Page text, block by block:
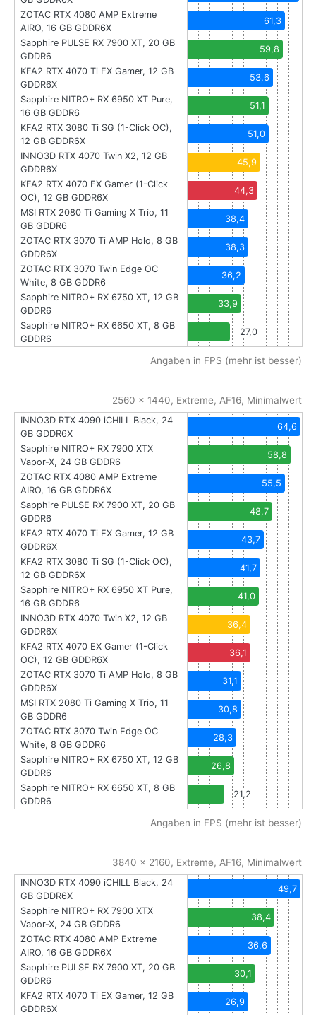
ZOTAC RTX 4080 AMP Extreme
AIRO, 16 GB GDDR6X
61,3
Sapphire PULSE RX 7900 XT, 20 GB
GDDR6
59,8
KFA2 RTX 4070 Ti EX Gamer, 12 GB
GDDR6X
53,6
Sapphire NITRO+ RX 6950 XT Pure,
16 GB GDDR6
51,1
KFA2 RTX 3080 Ti SG (1-Click OC),
12 GB GDDR6X
51,0
INNO3D RTX 4070 Twin X2, 12 GB
GDDR6X
45,9
KFA2 RTX 4070 EX Gamer (1-Click
OC), 12 GB GDDR6X
44,3
MSI RTX 2080 Ti Gaming X Trio, 11
GB GDDR6
38,4
ZOTAC RTX 3070 Ti AMP Holo, 8 GB
GDDR6X
38,3
ZOTAC RTX 3070 Twin Edge OC
White, 8 GB GDDR6
36,2
Sapphire NITRO+ RX 6750 XT, 12 GB
GDDR6
33,9
Sapphire NITRO+ RX 6650 XT, 8 GB
GDDR6
27,0
Angaben in FPS (mehr ist besser)
2560 x 1440, Extreme, AF16, Minimalwert
INNO3D RTX 4090 iCHILL Black, 24
GB GDDR6X
64,6
Sapphire NITRO+ RX 7900 XTX
Vapor-X, 24 GB GDDR6
58,8
ZOTAC RTX 4080 AMP Extreme
AIRO, 16 GB GDDR6X
55,5
Sapphire PULSE RX 7900 XT, 20 GB
GDDR6
48,7
KFA2 RTX 4070 Ti EX Gamer, 12 GB
GDDR6X
43,7
KFA2 RTX 3080 Ti SG (1-Click OC),
12 GB GDDR6X
41,7
Sapphire NITRO+ RX 6950 XT Pure,
16 GB GDDR6
41,0
INNO3D RTX 4070 Twin X2, 12 GB
GDDR6X
36,4
KFA2 RTX 4070 EX Gamer (1-Click
OC), 12 GB GDDR6X
36,1
ZOTAC RTX 3070 Ti AMP Holo, 8 GB
GDDR6X
31,1
MSI RTX 2080 Ti Gaming X Trio, 11
GB GDDR6
30,8
ZOTAC RTX 3070 Twin Edge OC
White, 8 GB GDDR6
28,3
Sapphire NITRO+ RX 6750 XT, 12 GB
GDDR6
26,8
Sapphire NITRO+ RX 6650 XT, 8 GB
GDDR6
21,2
Angaben in FPS (mehr ist besser)
3840 x 2160, Extreme, AF16, Minimalwert
INNO3D RTX 4090 iCHILL Black, 24
GB GDDR6X
49,7
Sapphire NITRO+ RX 7900 XTX
Vapor-X, 24 GB GDDR6
38,4
ZOTAC RTX 4080 AMP Extreme
AIRO, 16 GB GDDR6X
36,6
Sapphire PULSE RX 7900 XT, 20 GB
GDDR6
30,1
KFA2 RTX 4070 Ti EX Gamer, 12 GB
GDDR6X
26,9